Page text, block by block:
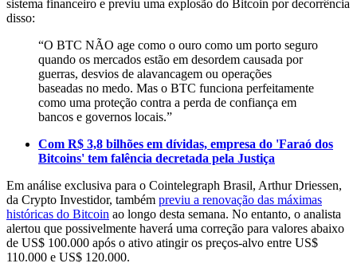
sistema financeiro e previu uma explosão do Bitcoin por decorrência
disso:
“O BTC NÃO age como o ouro como um porto seguro
quando os mercados estão em desordem causada por
guerras, desvios de alavancagem ou operações
baseadas no medo. Mas o BTC funciona perfeitamente
como uma proteção contra a perda de confiança em
bancos e governos locais.”
Com R$ 3,8 bilhões em dívidas, empresa do 'Faraó dos
Bitcoins' tem falência decretada pela Justiça
Em análise exclusiva para o Cointelegraph Brasil, Arthur Driessen,
da Crypto Investidor, também previu a renovação das máximas
históricas do Bitcoin ao longo desta semana. No entanto, o analista
alertou que possivelmente haverá uma correção para valores abaixo
de US$ 100.000 após o ativo atingir os preços-alvo entre US$
110.000 e US$ 120.000.